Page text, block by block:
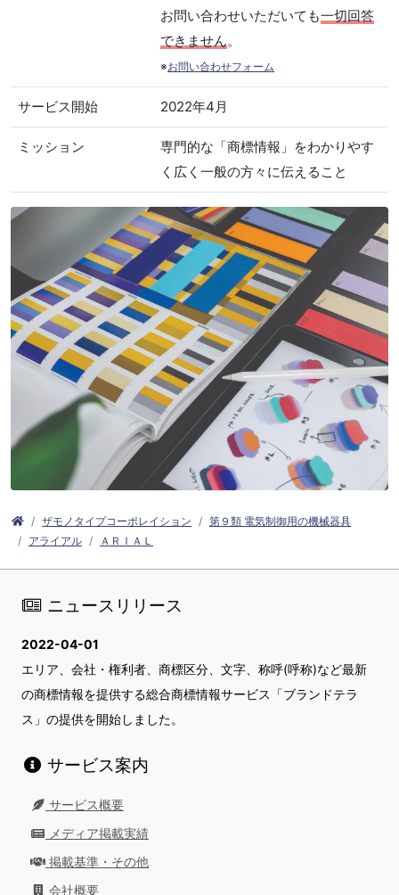
お問い合わせいただいても一切回答
できません。
※お問い合わせフォーム
サービス開始 2022年4月
ミッション
専門的な「商標情報」をわかりやす
く広く一般の方々に伝えること
ザモノタイプコーポレイション
第９類 電気制御用の機械器具
アライアル
ＡＲＩＡＬ
ニュースリリース
2022-04-01
エリア、会社・権利者、商標区分、文字、称呼(呼称)など最新
の商標情報を提供する総合商標情報サービス「ブランドテラ
ス」の提供を開始しました。
サービス案内
サービス概要
メディア掲載実績
掲載基準・その他
会社概要